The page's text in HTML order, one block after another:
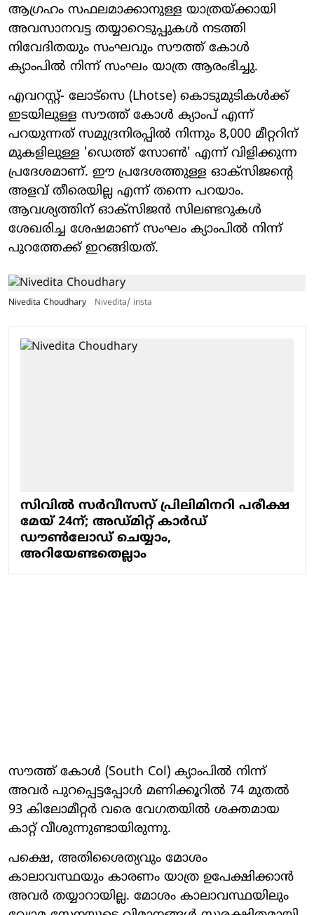
ആഗ്രഹം സഫലമാക്കാനുള്ള യാത്രയ്ക്കായി
അവസാനവട്ട തയ്യാറെടുപ്പുകൾ നടത്തി
നിവേദിതയും സംഘവും സൗത്ത് കോൾ
ക്യാംപിൽ നിന്ന് സംഘം യാത്ര ആരംഭിച്ചു.
എവറസ്റ്റ്- ലോട്സെ (Lhotse) കൊടുമുടികൾക്ക്
ഇടയിലുള്ള സൗത്ത് കോൾ ക്യാംപ് എന്ന്
പറയുന്നത് സമുദ്രനിരപ്പിൽ നിന്നും 8,000 മീറ്ററിന്
മുകളിലുള്ള 'ഡെത്ത് സോൺ' എന്ന് വിളിക്കുന്ന
പ്രദേശമാണ്. ഈ പ്രദേശത്തുള്ള ഓക്സിജന്റെ
അളവ് തീരെയില്ല എന്ന് തന്നെ പറയാം.
ആവശ്യത്തിന് ഓക്സിജൻ സിലണ്ടറുകൾ
ശേഖരിച്ച ശേഷമാണ് സംഘം ക്യാംപിൽ നിന്ന്
പുറത്തേക്ക് ഇറങ്ങിയത്.
Nivedita Choudhary Nivedita/ insta
സിവില്‍ സര്‍വീസസ് പ്രിലിമിനറി പരീക്ഷ
മേയ് 24ന്; അഡ്മിറ്റ് കാര്‍ഡ്
ഡൗണ്‍ലോഡ് ചെയ്യാം,
അറിയേണ്ടതെല്ലാം
സൗത്ത് കോൾ (South Col) ക്യാംപിൽ നിന്ന്
അവർ പുറപ്പെട്ടപ്പോൾ മണിക്കൂറിൽ 74 മുതൽ
93 കിലോമീറ്റർ വരെ വേഗതയിൽ ശക്തമായ
കാറ്റ് വീശുന്നുണ്ടായിരുന്നു.
പക്ഷെ, അതിശൈത്യവും മോശം
കാലാവസ്ഥയും കാരണം യാത്ര ഉപേക്ഷിക്കാൻ
അവർ തയ്യാറായില്ല. മോശം കാലാവസ്ഥയിലും